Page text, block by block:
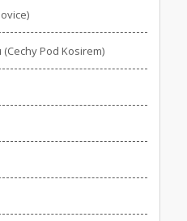
Pod Kosirem)